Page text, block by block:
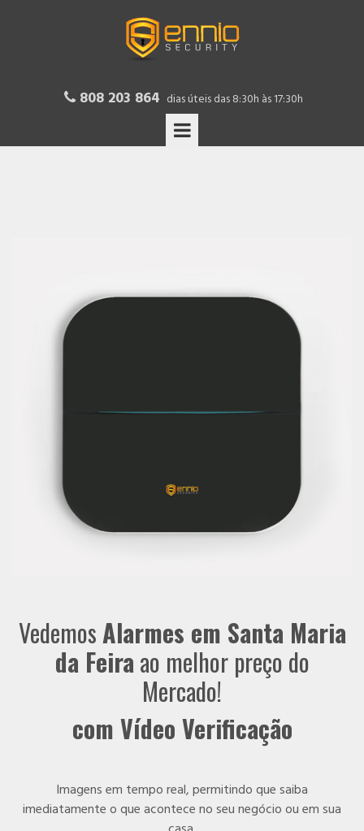
 808 203 864 dias úteis das 8:30h às 17:30h
VedemosAlarmes em Santa Maria
da Feiraao melhor preço do
Mercado!
com Vídeo Verificação
Imagens em tempo real, permitindo que saiba
imediatamente o que acontece no seu negócio ou em sua